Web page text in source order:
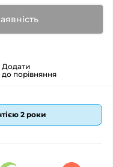
Додати
до порівняння
2 роки